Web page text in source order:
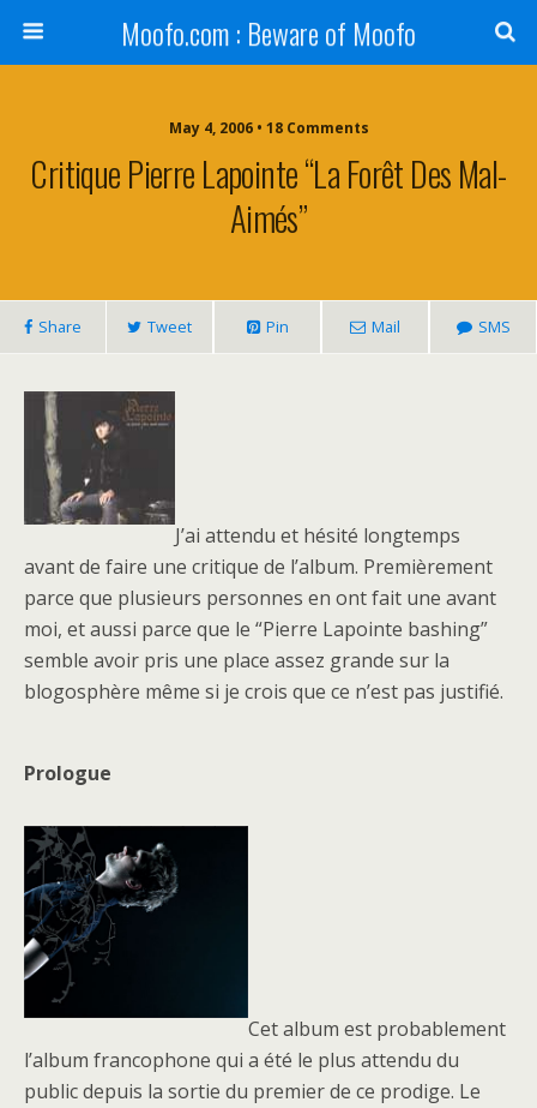
Moofo.com : Beware of Moofo
May 4, 2006 • 18 Comments
Critique Pierre Lapointe “La Forêt Des Mal-
Aimés”
Share Tweet Pin Mail SMS
J’ai attendu et hésité longtemps
avant de faire une critique de l’album. Premièrement
parce que plusieurs personnes en ont fait une avant
moi, et aussi parce que le “Pierre Lapointe bashing”
semble avoir pris une place assez grande sur la
blogosphère même si je crois que ce n’est pas justifié.
Prologue
Cet album est probablement
l’album francophone qui a été le plus attendu du
public depuis la sortie du premier de ce prodige. Le